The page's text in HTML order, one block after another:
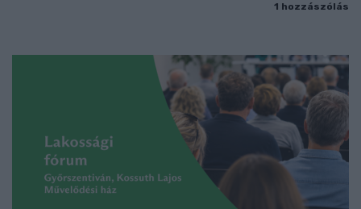
1 hozzászólás